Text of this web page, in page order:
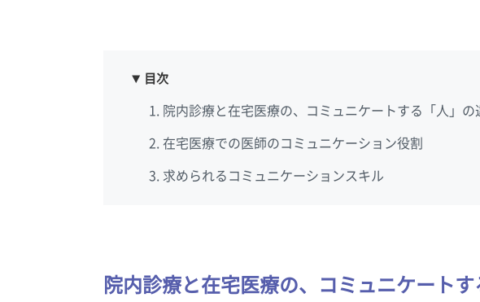
目次
院内診療と在宅医療の、コミュニケートする「人」の
在宅医療での医師のコミュニケーション役割
求められるコミュニケーションスキル
院内診療と在宅医療の、コミュニケート